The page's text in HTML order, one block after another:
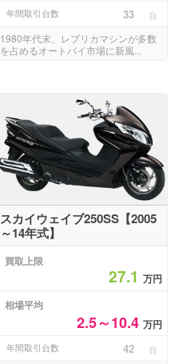
年間取引台数 33 台
1980年代末、レプリカマシンが多数
を占めるオートバイ市場に新風...
スカイウェイブ250SS【2005
～14年式】
買取上限
27.1 万円
相場平均
2.5～10.4 万円
年間取引台数 42 台